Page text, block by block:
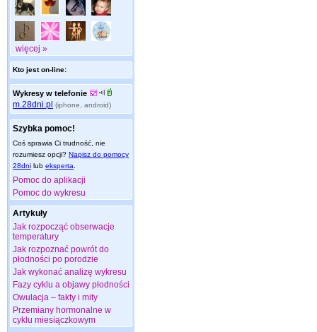
więcej »
Kto jest on-line:
Wykresy w telefonie
m.28dni.pl (iphone, android)
Szybka pomoc!
Coś sprawia Ci trudność, nie
rozumiesz opcji? Napisz do pomocy
28dni lub eksperta
Pomoc do aplikacji
Pomoc do wykresu
Artykuły
Jak rozpocząć obserwacje
temperatury
Jak rozpoznać powrót do
płodności po porodzie
Jak wykonać analizę wykresu
Fazy cyklu a objawy płodności
Owulacja – fakty i mity
Przemiany hormonalne w
cyklu miesiączkowym